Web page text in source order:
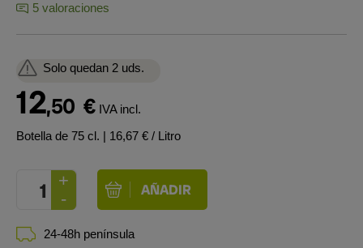
5 valoraciones
Solo quedan 2 uds.
12,50 € IVA incl.
Botella de 75 cl. | 16,67 € / Litro
24-48h península